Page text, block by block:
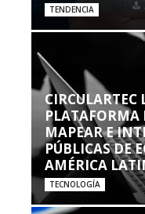
TENDENCIA
PLATAFORMA
MAPEAR E
PÚBLICAS DE
AMÉRICA
TECNOLOGÍA